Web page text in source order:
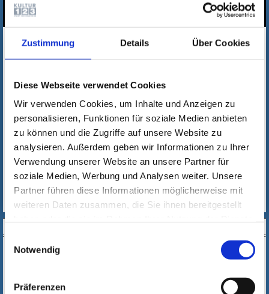
Zustimmung Details Über Cookies
Diese Webseite verwendet Cookies
Wir verwenden Cookies, um Inhalte und Anzeigen zu
personalisieren, Funktionen für soziale Medien anbieten
zu können und die Zugriffe auf unsere Website zu
analysieren. Außerdem geben wir Informationen zu Ihrer
Verwendung unserer Website an unsere Partner für
soziale Medien, Werbung und Analysen weiter. Unsere
Partner führen diese Informationen möglicherweise mit
weiteren Daten zusammen, die Sie ihnen bereitgestellt
Datenschutzhinweise
Notwendig
Präferenzen
haben, Deutsch zu lesen und zu schreiben, aber mündlich
kommen die Menschen gut zurecht?
Das Projekt der vhs Rüsselsheim stärkt durch
Veranstaltungen das Wissen bei Multiplikator*innen über
Grundbildung sowie relevante lebensweltliche und
berufsbezogene Leistungen für gering Literalisierte und
Deutschlernende in Rüsselsheim und Umgebung.
Das Angebot richtet sich an alle, die in Beratung /Lehre/
behördlichem Umgang/Weiterbildung und beruflichem
Umgang gering literalisierte Menschen fördern und
fordern möchten .
Cordelia Hainke
Leitung Team Beratung, Projektleitung Weiterbildungspakt
c.hainke@